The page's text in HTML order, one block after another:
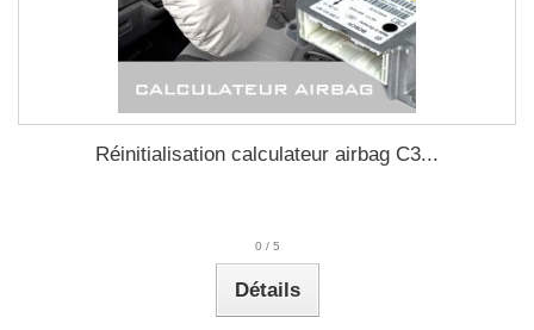
Réinitialisation calculateur airbag C3...
0 / 5
Détails